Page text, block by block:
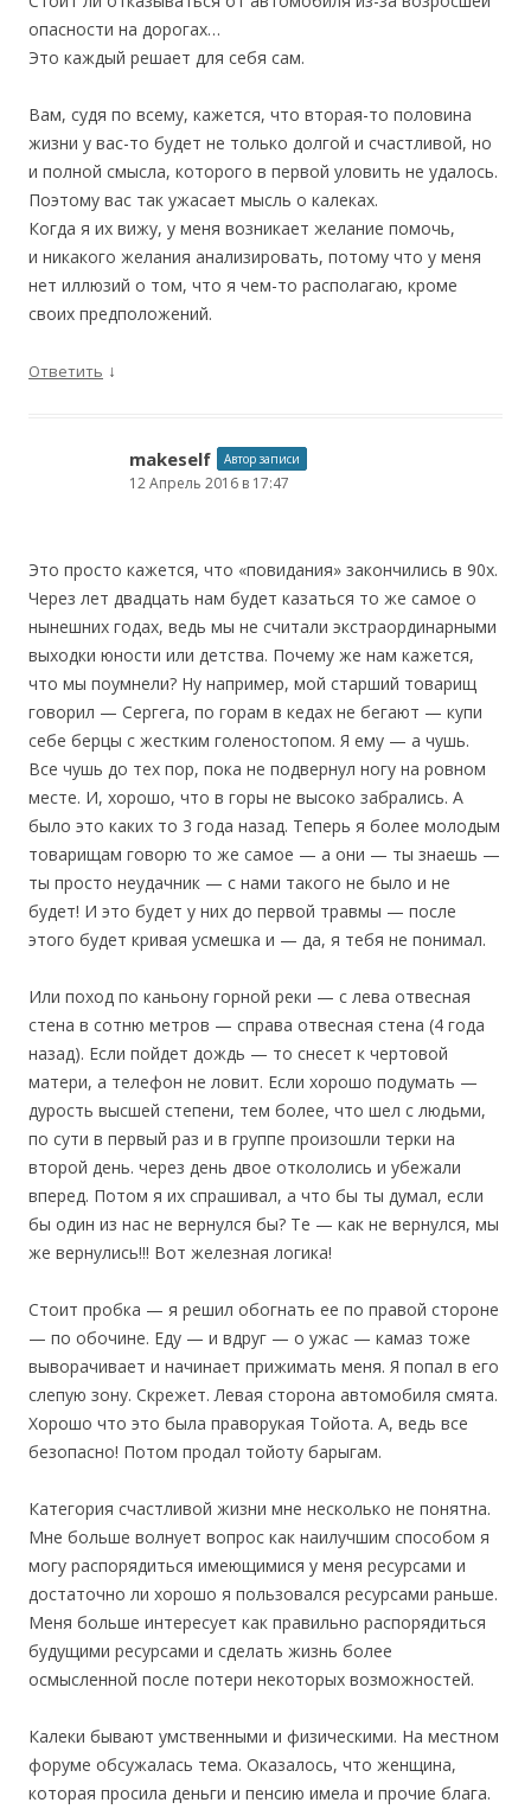
опасности на дорогах…
Это каждый решает для себя сам.
Вам, судя по всему, кажется, что вторая-то половина
жизни у вас-то будет не только долгой и счастливой, но
и полной смысла, которого в первой уловить не удалось.
Поэтому вас так ужасает мысль о калеках.
Когда я их вижу, у меня возникает желание помочь,
и никакого желания анализировать, потому что у меня
нет иллюзий о том, что я чем-то располагаю, кроме
своих предположений.
Ответить ↓
makeself Автор записи
12 Апрель 2016 в 17:47
Это просто кажется, что «повидания» закончились в 90х.
Через лет двадцать нам будет казаться то же самое о
нынешних годах, ведь мы не считали экстраординарными
выходки юности или детства. Почему же нам кажется,
что мы поумнели? Ну например, мой старший товарищ
говорил — Сергега, по горам в кедах не бегают — купи
себе берцы с жестким голеностопом. Я ему — а чушь.
Все чушь до тех пор, пока не подвернул ногу на ровном
месте. И, хорошо, что в горы не высоко забрались. А
было это каких то 3 года назад. Теперь я более молодым
товарищам говорю то же самое — а они — ты знаешь —
ты просто неудачник — с нами такого не было и не
будет! И это будет у них до первой травмы — после
этого будет кривая усмешка и — да, я тебя не понимал.
Или поход по каньону горной реки — с лева отвесная
стена в сотню метров — справа отвесная стена (4 года
назад). Если пойдет дождь — то снесет к чертовой
матери, а телефон не ловит. Если хорошо подумать —
дурость высшей степени, тем более, что шел с людьми,
по сути в первый раз и в группе произошли терки на
второй день. через день двое откололись и убежали
вперед. Потом я их спрашивал, а что бы ты думал, если
бы один из нас не вернулся бы? Те — как не вернулся, мы
же вернулись!!! Вот железная логика!
Стоит пробка — я решил обогнать ее по правой стороне
— по обочине. Еду — и вдруг — о ужас — камаз тоже
выворачивает и начинает прижимать меня. Я попал в его
слепую зону. Скрежет. Левая сторона автомобиля смята.
Хорошо что это была праворукая Тойота. А, ведь все
безопасно! Потом продал тойоту барыгам.
Категория счастливой жизни мне несколько не понятна.
Мне больше волнует вопрос как наилучшим способом я
могу распорядиться имеющимися у меня ресурсами и
достаточно ли хорошо я пользовался ресурсами раньше.
Меня больше интересует как правильно распорядиться
будущими ресурсами и сделать жизнь более
осмысленной после потери некоторых возможностей.
Калеки бывают умственными и физическими. На местном
форуме обсужалась тема. Оказалось, что женщина,
которая просила деньги и пенсию имела и прочие блага.